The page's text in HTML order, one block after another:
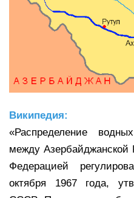
Википедия:
«Распределение
между Азербайджанской
Федерацией
октября 1967 года,